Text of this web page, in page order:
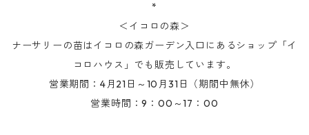
*
＜イコロの森＞
ナーサリーの苗はイコロの森ガーデン入口にあるショップ「イ
コロハウス」でも販売しています。
営業期間：4月21日～10月31日（期間中無休）
営業時間：9：00～17：00